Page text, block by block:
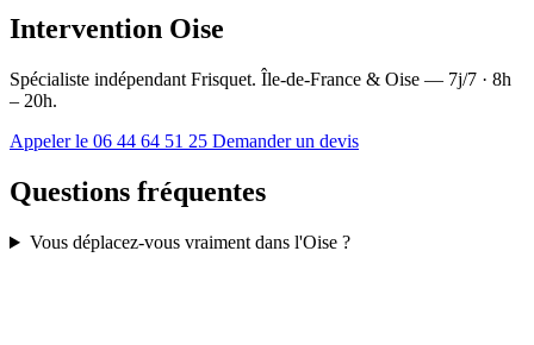
Intervention Oise
Spécialiste indépendant Frisquet. Île-de-France & Oise — 7j/7 · 8h
– 20h.
Appeler le 06 44 64 51 25 Demander un devis
Questions fréquentes
Vous déplacez-vous vraiment dans l'Oise ?